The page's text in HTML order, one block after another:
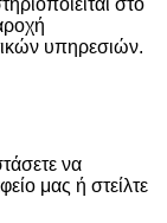
στο
υπηρεσιών.
να
μας ή στείλτε